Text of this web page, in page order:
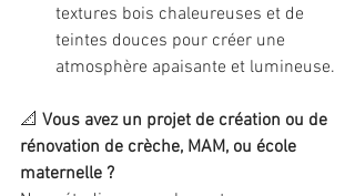
textures bois chaleureuses et de
teintes douces pour créer une
atmosphère apaisante et lumineuse.
📐 Vous avez un projet de création ou de
rénovation de crèche, MAM, ou école
maternelle ?